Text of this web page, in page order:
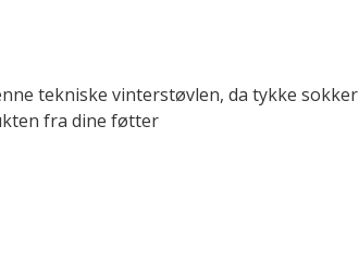
tekniske vinterstøvlen, da tykke sokker
fra dine føtter